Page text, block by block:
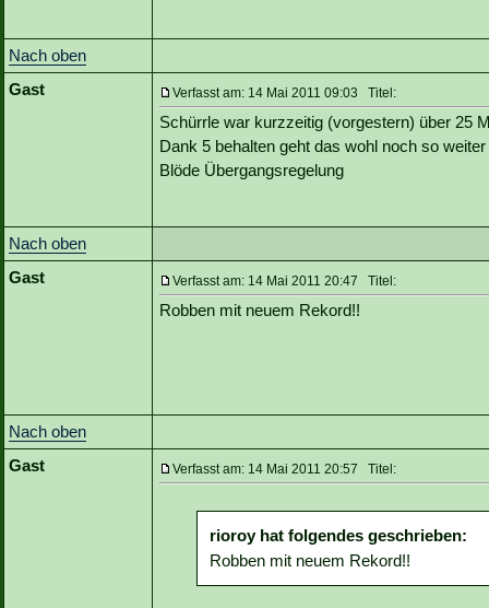
Nach oben
Gast
Verfasst am: 14 Mai 2011 09:03 Titel:
Schürrle war kurzzeitig (vorgestern) über 25
Dank 5 behalten geht das wohl noch so weiter
Blöde Übergangsregelung
Nach oben
Gast
Verfasst am: 14 Mai 2011 20:47 Titel:
Robben mit neuem Rekord!!
Nach oben
Gast
Verfasst am: 14 Mai 2011 20:57 Titel:
rioroy hat folgendes geschrieben:
Robben mit neuem Rekord!!